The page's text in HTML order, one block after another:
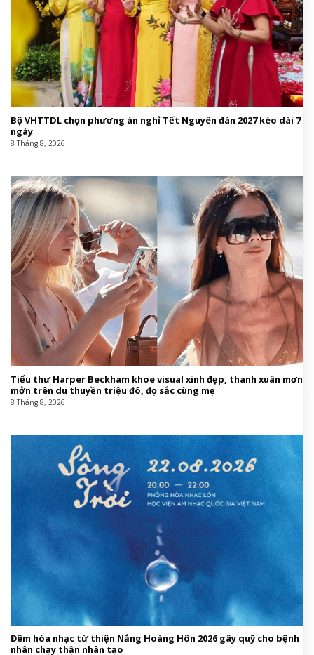
Bộ VHTTDL chọn phương án nghỉ Tết Nguyên đán 2027 kéo dài 7
ngày
8 Tháng 8, 2026
Tiểu thư Harper Beckham khoe visual xinh đẹp, thanh xuân mơn
mởn trên du thuyền triệu đô, đọ sắc cùng mẹ
8 Tháng 8, 2026
Đêm hòa nhạc từ thiện Nắng Hoàng Hôn 2026 gây quỹ cho bệnh
nhân chạy thận nhân tạo